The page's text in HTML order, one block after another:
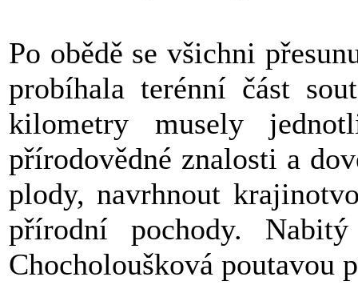
Po obědě se všichni
probíhala terénní část
kilometry musely
přírodovědné znalosti a
plody, navrhnout
přírodní pochody.
Chocholoušková poutavou